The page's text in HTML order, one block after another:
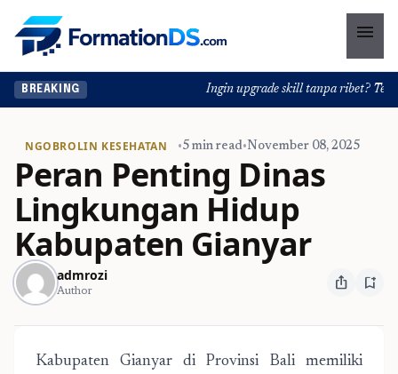
menu
BREAKING Ingin upgrade skill tanpa ribet?
NGOBROLIN KESEHATAN •5 min read•November 08, 2025
Peran Penting Dinas
Lingkungan Hidup
Kabupaten Gianyar
admrozi
Author ios_share bookmark_add
Kabupaten Gianyar di Provinsi Bali memiliki